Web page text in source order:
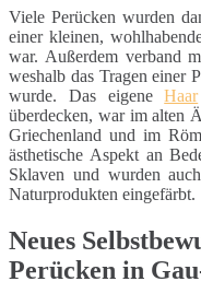
Viele Perücken wurden
einer kleinen,
war. Außerdem verband
weshalb das Tragen einer
wurde. Das eigeneHaar
überdecken, war im alten
Griechenland und im
ästhetische Aspekt an
Sklaven und wurden
Naturprodukten eingefärbt.
Neues
Perücken in